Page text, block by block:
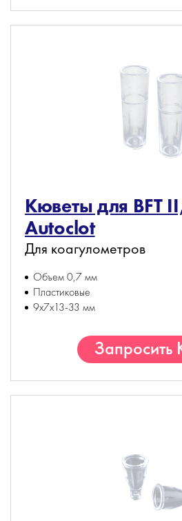
Кюветы для BFT
Autoclot
Для коагулометров
Объем 0,7 мм
Пластиковые
9х7х13-33 мм
Запросить